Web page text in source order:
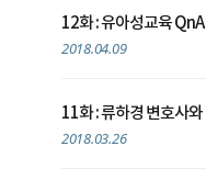
12화 : 유아성교육
2018.04.09
11화 : 류하경 변호사
2018.03.26